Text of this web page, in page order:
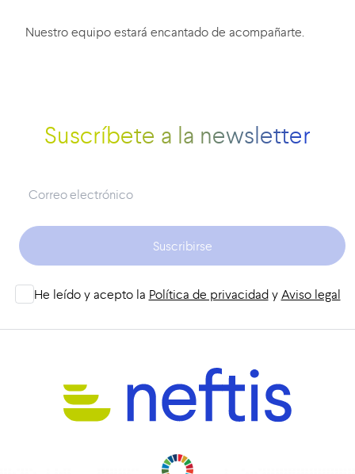
Nuestro equipo estará encantado de acompañarte.
Suscríbete a la newsletter
Suscribirse
He leído y acepto la Política de privacidady Aviso legal